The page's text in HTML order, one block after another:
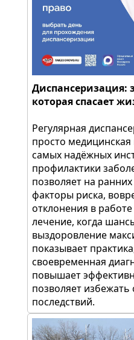
Диспансеризация:
которая спасает
Регулярная
просто
самых надёжных
профилактики
позволяет на
факторы риска,
отклонения в
лечение, когда
выздоровление
показывает
своевременная
повышает
позволяет избежать
последствий.